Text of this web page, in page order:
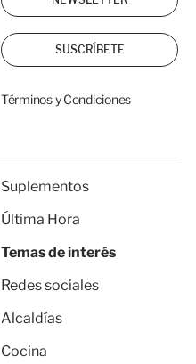
SUSCRÍBETE
Términos y Condiciones
Suplementos
Última Hora
Temas de interés
Redes sociales
Alcaldías
Cocina